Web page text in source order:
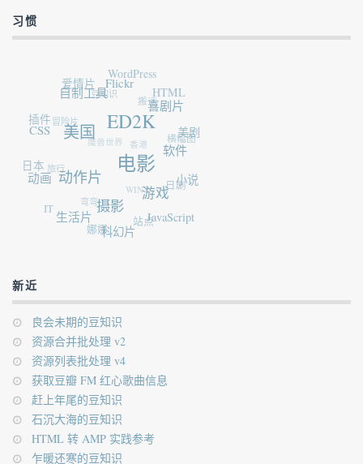
习惯
电影
ED2K
美国
动作片
摄影
游戏
软件
喜剧片
Flickr
自制工具
CSS
动画
生活片
科幻片
JavaScript
小说
美剧
HTML
WordPress
爱情片
插件
日本
IT
娜娜 站点
日剧
横幅图
搬运
豆知识
冒险片
旅行
弯弯
WIN7
香港
魔兽世界
新近
良会未期的豆知识
资源合并批处理 v2
资源列表批处理 v4
获取豆瓣 FM 红心歌曲信息
赶上年尾的豆知识
石沉大海的豆知识
HTML 转 AMP 实践参考
乍暖还寒的豆知识